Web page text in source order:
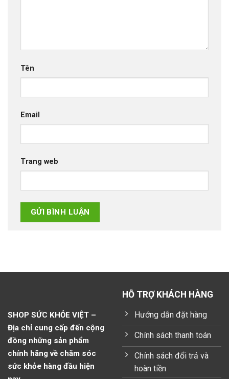
Tên
Email
Trang web
SHOP SỨC KHỎE VIỆT –
Địa chỉ cung cấp đến cộng
đồng những sản phẩm
chính hãng về chăm sóc
sức khỏe hàng đầu hiện
HỖ TRỢ KHÁCH HÀNG
Hướng dẫn đặt hàng
Chính sách thanh toán
Chính sách đổi trả và
hoàn tiền